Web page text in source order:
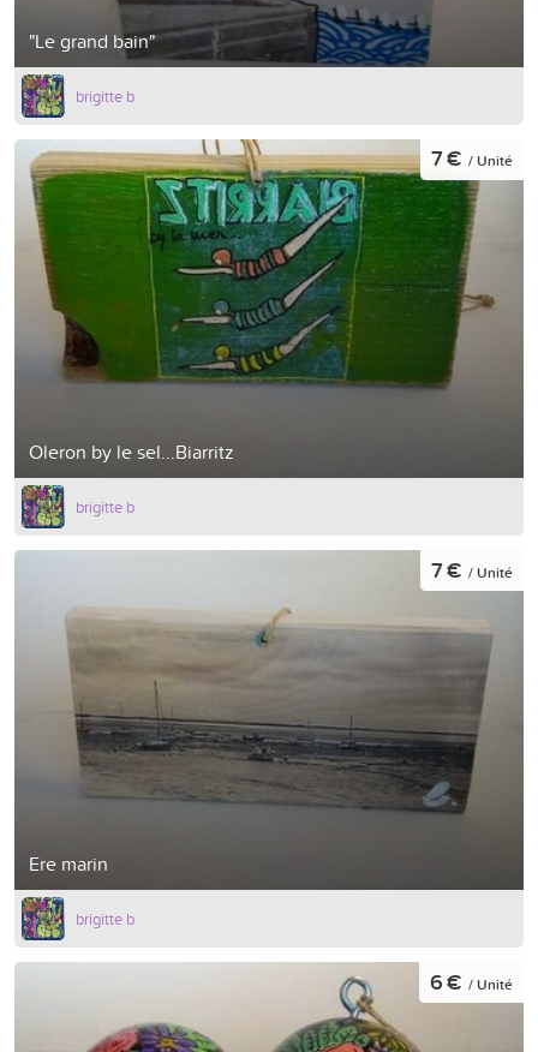
"Le grand bain"
brigitte b
Oleron by le sel...Biarritz
7 € / Unité
brigitte b
Ere marin
7 € / Unité
brigitte b
6 € / Unité